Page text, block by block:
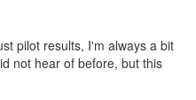
pilot results, I'm always a bit
not hear of before, but this